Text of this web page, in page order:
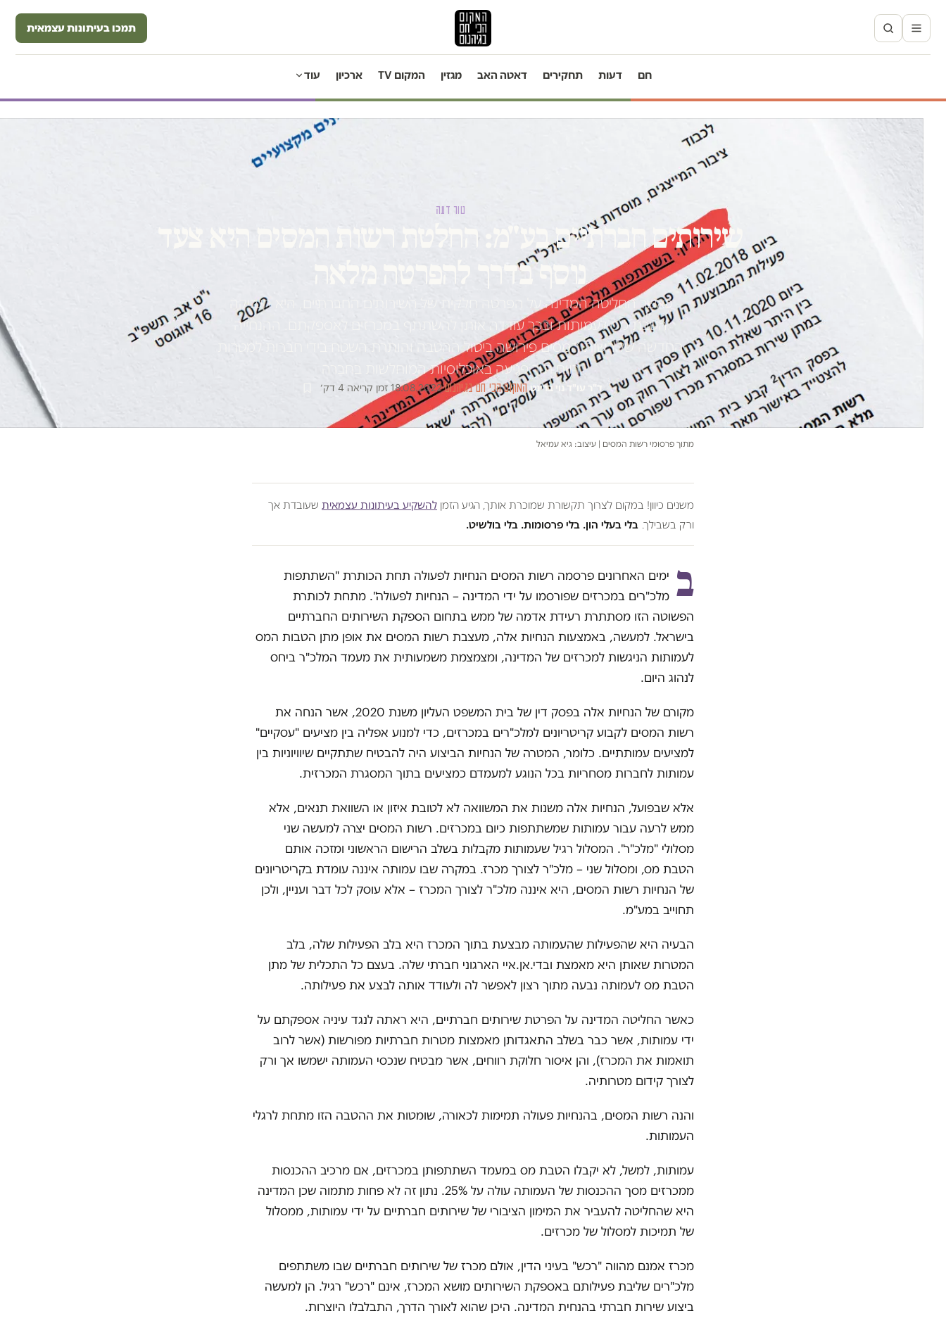
תמכו בעיתונות עצמאית
חם דעות תחקירים דאטה האב מגזין המקום TV ארכיון עוד
טור דעה
שירותים חברתיים בע"מ: החלטת רשות המסים היא צעד
נוסף בדרך להפרטה מלאה
כאשר החליטה המדינה על הפרטה חלקית של השירותים החברתיים, היא העניקה
הטבת מס לעמותות ובכך עודדה אותן להשתתף במכרזים לאספקתם. ההנחייה
החדשה של רשות המסים פירושה ביטול ההטבה והותרת השטח בידי חברות למטרות
רווח תוך פגיעה באוכלוסיות המוחלשות בחברה
ד"ר עו"ד נוי ברינט·המקום הכי חם בגיהנום·
18.08.2022
·זמן קריאה 4 דק׳
מתוך פרסומי רשות המסים | עיצוב: גיא עמיאל
משנים כיוון! במקום לצרוך תקשורת שמוכרת אותך, הגיע הזמן להשקיע בעיתונות עצמאית שעובדת אך
ורק בשבילך. בלי בעלי הון. בלי פרסומות. בלי בולשיט.
ב ימים האחרונים פרסמה רשות המסים הנחיות לפעולה תחת הכותרת "השתתפות
מלכ"רים במכרזים שפורסמו על ידי המדינה – הנחיות לפעולה". מתחת לכותרת
הפשוטה הזו מסתתרת רעידת אדמה של ממש בתחום הספקת השירותים החברתיים
בישראל. למעשה, באמצעות הנחיות אלה, מעצבת רשות המסים את אופן מתן הטבות המס
לעמותות הניגשות למכרזים של המדינה, ומצמצמת משמעותית את מעמד המלכ"ר ביחס
לנהוג היום.
מקורם של הנחיות אלה בפסק דין של בית המשפט העליון משנת 2020, אשר הנחה את
רשות המסים לקבוע קריטריונים למלכ"רים במכרזים, כדי למנוע אפליה בין מציעים "עסקיים"
למציעים עמותתיים. כלומר, המטרה של הנחיות הביצוע היה להבטיח שתתקיים שיוויוניות בין
עמותות לחברות מסחריות בכל הנוגע למעמדם כמציעים בתוך המסגרת המכרזית.
אלא שבפועל, הנחיות אלה משנות את המשוואה לא לטובת איזון או השוואת תנאים, אלא
ממש לרעה עבור עמותות שמשתתפות כיום במכרזים. רשות המסים יצרה למעשה שני
מסלולי "מלכ"ר". המסלול רגיל שעמותות מקבלות בשלב הרישום הראשוני ומזכה אותם
הטבת מס, ומסלול שני – מלכ"ר לצורך מכרז. במקרה שבו עמותה איננה עומדת בקריטריונים
של הנחיות רשות המסים, היא איננה מלכ"ר לצורך המכרז – אלא עוסק לכל דבר ועניין, ולכן
תחוייב במע"מ.
הבעיה היא שהפעילות שהעמותה מבצעת בתוך המכרז היא בלב הפעילות שלה, בלב
המטרות שאותן היא מאמצת ובדי.אן.איי הארגוני חברתי שלה. בעצם כל התכלית של מתן
הטבת מס לעמותה נבעה מתוך רצון לאפשר לה ולעודד אותה לבצע את פעילותה.
כאשר החליטה המדינה על הפרטת שירותים חברתיים, היא ראתה לנגד עיניה אספקתם על
ידי עמותות, אשר כבר בשלב התאגדותן מאמצות מטרות חברתיות מפורשות (אשר לרוב
תואמות את המכרז), והן איסור חלוקת רווחים, אשר מבטיח שנכסי העמותה ישמשו אך ורק
לצורך קידום מטרותיה.
והנה רשות המסים, בהנחיות פעולה תמימות לכאורה, שומטות את ההטבה הזו מתחת לרגלי
העמותות.
עמותות, למשל, לא יקבלו הטבת מס במעמד השתתפותן במכרזים, אם מרכיב ההכנסות
ממכרזים מסך ההכנסות של העמותה עולה על 25%. נתון זה לא פחות מתמוה שכן המדינה
היא שהחליטה להעביר את המימון הציבורי של שירותים חברתיים על ידי עמותות, ממסלול
של תמיכות למסלול של מכרזים.
מכרז אמנם מהווה "רכש" בעיני הדין, אולם מכרז של שירותים חברתיים שבו משתתפים
מלכ"רים שליבת פעילותם באספקת השירותים מושא המכרז, אינם "רכש" רגיל. הן למעשה
ביצוע שירות חברתי בהנחית המדינה. היכן שהוא לאורך הדרך, התבלבלו היוצרות.